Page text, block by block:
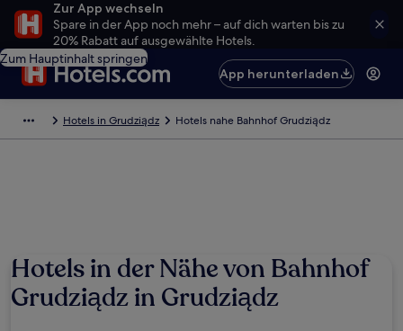
Zur App wechseln
Spare in der App noch mehr – auf dich warten bis zu
20% Rabatt auf ausgewählte Hotels.
Zum Hauptinhalt springen
App herunterladen
Hotels in Grudziądz Hotels nahe Bahnhof Grudziądz
Hotels in der Nähe von Bahnhof
Grudziądz in Grudziądz